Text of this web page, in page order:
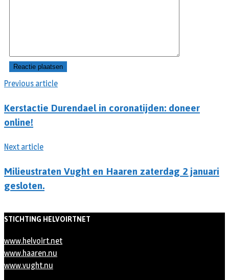
Previous article
Kerstactie Durendael in coronatijden: doneer
online!
Next article
Milieustraten Vught en Haaren zaterdag 2 januari
gesloten.
STICHTING HELVOIRTNET
www.helvoirt.net
www.haaren.nu
www.vught.nu